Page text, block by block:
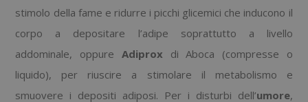
stimolo della fame e ridurre i picchi glicemici che inducono il
corpo a depositare l’adipe soprattutto a livello
addominale, oppure Adiprox di Aboca (compresse o
liquido), per riuscire a stimolare il metabolismo e
smuovere i depositi adiposi. Per i disturbi dell’umore,